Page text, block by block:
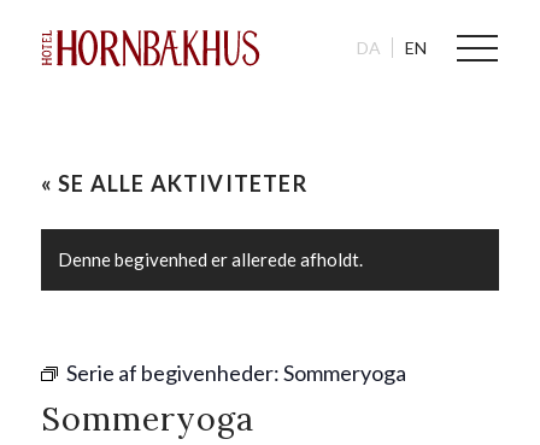
DA EN
« SE ALLE AKTIVITETER
Denne begivenhed er allerede afholdt.
Serie af begivenheder:Sommeryoga
Sommeryoga